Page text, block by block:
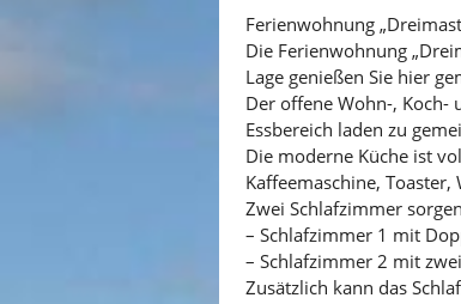
Ferienwohnung
Die Ferienwohnung
Lage genießen Sie hier
Der offene Wohn-, Koch-
Essbereich laden zu
Die moderne Küche ist
Kaffeemaschine,
Zwei Schlafzimmer
– Schlafzimmer 1 mit
– Schlafzimmer 2 mit
Zusätzlich kann das